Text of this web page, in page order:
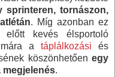
sprinteren, tornászon,
. Míg azonban ez
előtt kevés élsportoló
a táplálkozási és
köszönhetően egy
megjelenés.